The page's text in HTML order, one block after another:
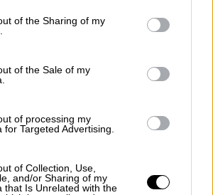
or usage behaviour. You may click to
to Google and its third-party tags to
specified purposes in below Google
of the Sharing of my
of the Sale of my
of processing my
for Targeted Advertising.
of Collection, Use,
and/or Sharing of my
that Is Unrelated with the
/copyright Ap Photos
την προσοχή της στον